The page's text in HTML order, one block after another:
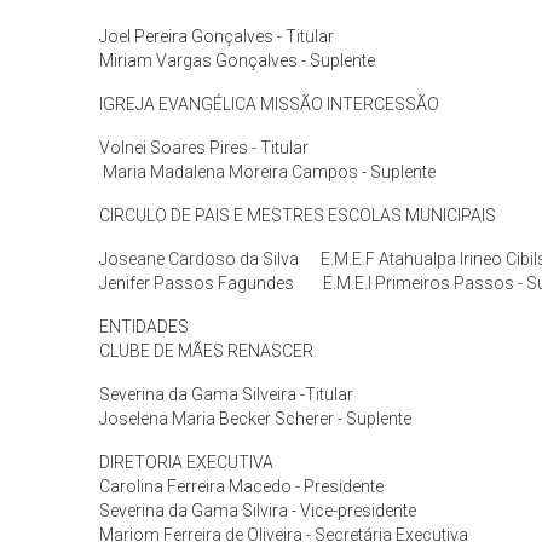
Joel Pereira Gonçalves - Titular
Miriam Vargas Gonçalves - Suplente
IGREJA EVANGÉLICA MISSÃO INTERCESSÃO
Volnei Soares Pires - Titular
Maria Madalena Moreira Campos - Suplente
CIRCULO DE PAIS E MESTRES ESCOLAS MUNICIPAIS
Joseane Cardoso da Silva E.M.E.F Atahualpa Irineo
Jenifer Passos Fagundes E.M.E.I Primeiros Passos
ENTIDADES
CLUBE DE MÃES RENASCER
Severina da Gama Silveira -Titular
Joselena Maria Becker Scherer - Suplente
DIRETORIA EXECUTIVA
Carolina Ferreira Macedo - Presidente
Severina da Gama Silvira - Vice-presidente
Mariom Ferreira de Oliveira - Secretária Executiva